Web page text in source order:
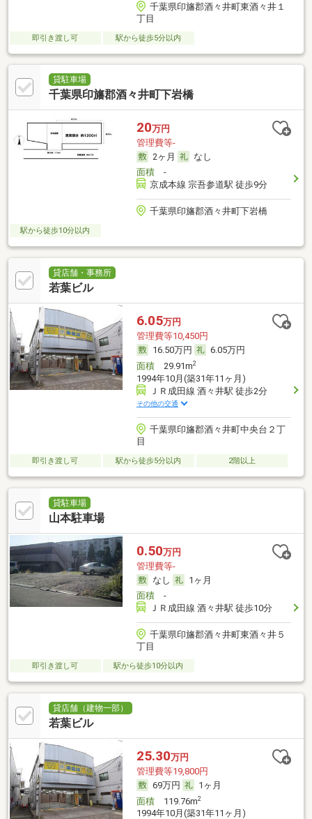
千葉県印旛郡酒々井町東酒々井１
丁目
即引き渡し可 駅から徒歩5分以内
貸駐車場
千葉県印旛郡酒々井町下岩橋
20万円
管理費等-
2ヶ月
なし
面積-
京成本線 宗吾参道駅 徒歩9分
千葉県印旛郡酒々井町下岩橋
駅から徒歩10分以内
貸店舗・事務所
若葉ビル
6.05万円
管理費等10,450円
16.50万円
6.05万円
面積29.91m2
1994年10月(築31年11ヶ月)
ＪＲ成田線 酒々井駅 徒歩2分
その他の交通
千葉県印旛郡酒々井町中央台２丁
目
即引き渡し可 駅から徒歩5分以内 2階以上
貸駐車場
山本駐車場
0.50万円
管理費等-
なし
1ヶ月
面積-
ＪＲ成田線 酒々井駅 徒歩10分
千葉県印旛郡酒々井町東酒々井５
丁目
即引き渡し可 駅から徒歩10分以内
貸店舗（建物一部）
若葉ビル
25.30万円
管理費等19,800円
69万円
1ヶ月
面積119.76m2
1994年10月(築31年11ヶ月)